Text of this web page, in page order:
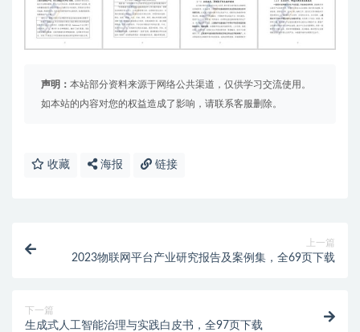
声明： 本站部分资料来源于网络公共渠道，仅供学习交流使用。
如本站的内容对您的权益造成了影响，请联系客服删除。
收藏 海报 链接
上一篇
2023物联网平台产业研究报告及案例集，全69页下载
下一篇
生成式人工智能治理与实践白皮书，全97页下载